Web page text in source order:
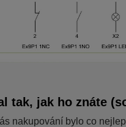
tak, jak ho znáte
nakupování bylo co